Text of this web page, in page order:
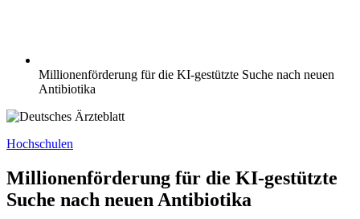
Millionenförderung für die KI-gestützte Suche nach neuen
Antibiotika
Hochschulen
Millionenförderung für die KI-gestützte
Suche nach neuen Antibiotika